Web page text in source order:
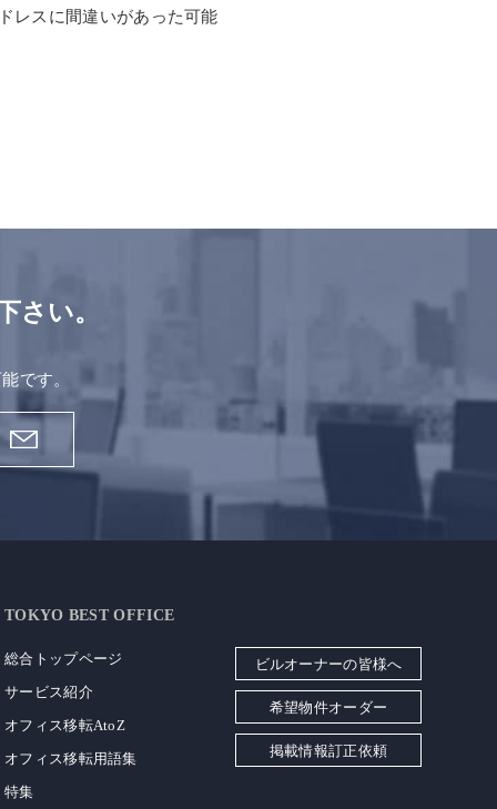
レスに間違いがあった可能
さい。
です。
TOKYO BEST OFFICE
総合トップページ
サービス紹介
オフィス移転AtoZ
オフィス移転用語集
特集
ビルオーナーの皆様へ
希望物件オーダー
掲載情報訂正依頼